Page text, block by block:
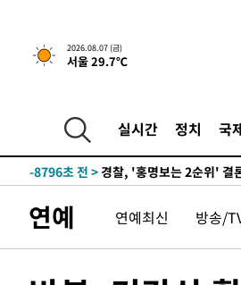
2026.08.07 (금)
서울 29.7℃
실시간 정치 국
7시간 전 >내일까지 39도 '펄펄'…기상청
-11318초 전 >
[속보] 뉴욕증시, 혼조
-10111초 전 >
-8796초 전 >경찰, '홍명보는 2순위' 결
1시간 전 >
日방위성, 北이 동해로 쏜 발
2시간 전 >[속보] SKT, 에이닷 서비스
연예 연예최신 방송/